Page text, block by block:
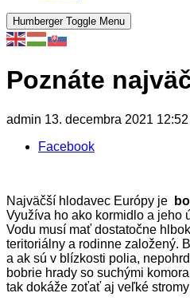
Humberger Toggle Menu
Poznáte
admin 13. decembra 2021 12:52
Facebook
Najväčší hlodavec Európy je
Využíva ho ako kormidlo a jeho
Vodu musí mať dostatočne
teritoriálny a rodinne založený.
a ak sú v blízkosti polia,
bobrie hrady so suchými
tak dokáže zoťať aj veľké